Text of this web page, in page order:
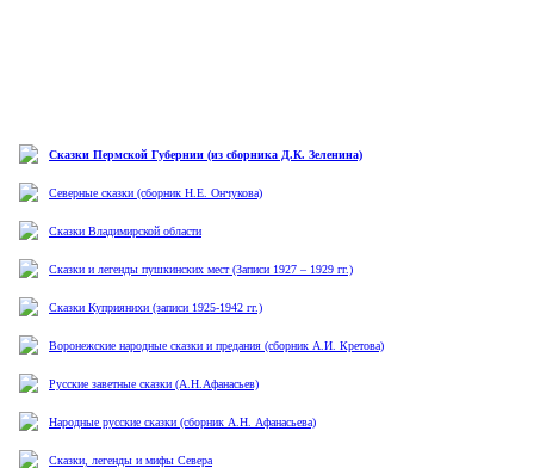
Сказки Пермской Губернии (из сборника Д.К. Зеленина)
Северные сказки (сборник Н.Е. Ончукова)
Сказки Владимирской области
Сказки и легенды пушкинских мест (Записи 1927 – 1929 гг.)
Сказки Куприянихи (записи 1925-1942 гг.)
Воронежские народные сказки и предания (сборник А.И. Кретова)
Русские заветные сказки (А.Н.Афанасьев)
Народные русские сказки (сборник А.Н. Афанасьева)
Сказки, легенды и мифы Севера